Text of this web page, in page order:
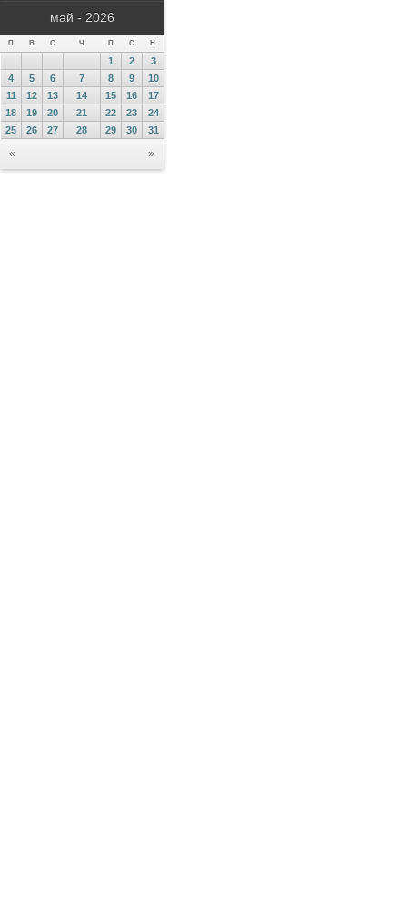
май - 2026
П В С Ч П С Н
« »
1 2
3
4
5 6 7 8 9
10
11
12 13 14 15 16
17
18
19 20 21 22 23
24
25
26 27 28 29 30 31